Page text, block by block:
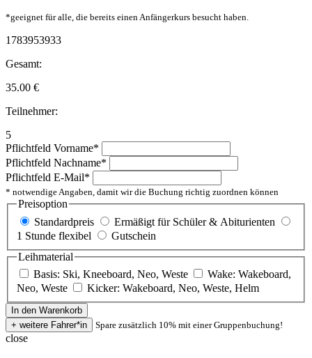
*geeignet für alle, die bereits einen Anfängerkurs besucht haben.
1783953933
Gesamt:
35.00 €
Teilnehmer:
5
Pflichtfeld Vorname*
Pflichtfeld Nachname*
Pflichtfeld E-Mail*
* notwendige Angaben, damit wir die Buchung richtig zuordnen können
Preisoption
Standardpreis
Ermäßigt für Schüler & Abiturienten
1 Stunde flexibel
Gutschein
Leihmaterial
Basis: Ski, Kneeboard, Neo, Weste
Wake: Wakeboard,
Neo, Weste
Kicker: Wakeboard, Neo, Weste, Helm
Spare zusätzlich 10% mit einer Gruppenbuchung!
close